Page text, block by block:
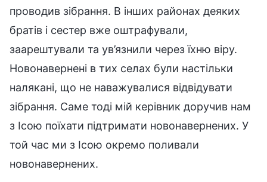
проводив зібрання. В інших районах деяких
братів і сестер вже оштрафували,
заарештували та ув’язнили через їхню віру.
Новонавернені в тих селах були настільки
налякані, що не наважувалися відвідувати
зібрання. Саме тоді мій керівник доручив нам
з Ісою поїхати підтримати новонавернених. У
той час ми з Ісою окремо поливали
новонавернених.